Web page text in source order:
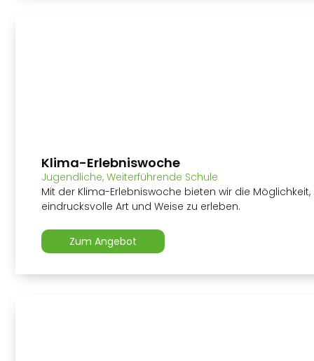
Klima-Erlebniswoche
Jugendliche, Weiterführende Schule
Mit der Klima-Erlebniswoche bieten wir die
eindrucksvolle Art und Weise zu erleben.
Zum Angebot